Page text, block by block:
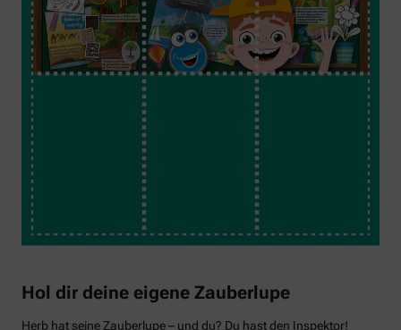
Hol dir deine eigene Zauberlupe
Herb hat seine Zauberlupe – und du? Du hast den Inspektor!